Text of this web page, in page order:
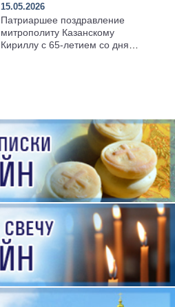
15.05.2026
Патриаршее поздравление
митрополиту Казанскому
Кириллу с 65-летием со дня